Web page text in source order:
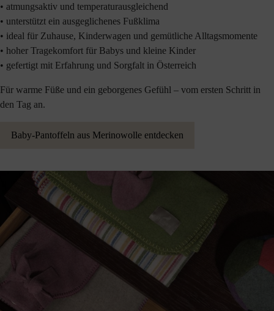
• atmungsaktiv und temperaturausgleichend
• unterstützt ein ausgeglichenes Fußklima
• ideal für Zuhause, Kinderwagen und gemütliche Alltagsmomente
• hoher Tragekomfort für Babys und kleine Kinder
• gefertigt mit Erfahrung und Sorgfalt in Österreich
Für warme Füße und ein geborgenes Gefühl – vom ersten Schritt in
den Tag an.
Baby-Pantoffeln aus Merinowolle entdecken